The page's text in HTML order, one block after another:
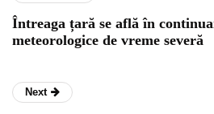
Întreaga țară se află în
meteorologice de vreme severă
Next